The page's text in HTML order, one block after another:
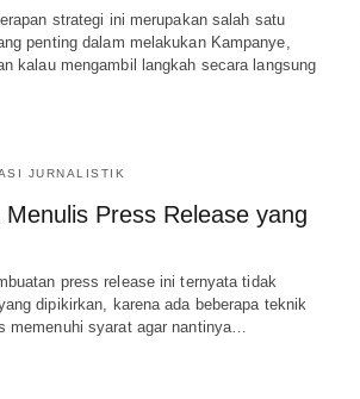
strategi ini merupakan salah satu
penting dalam melakukan Kampanye,
kalau mengambil langkah secara langsung
JURNALISTIK
Menulis Press Release yang
press release ini ternyata tidak
dipikirkan, karena ada beberapa teknik
memenuhi syarat agar nantinya…